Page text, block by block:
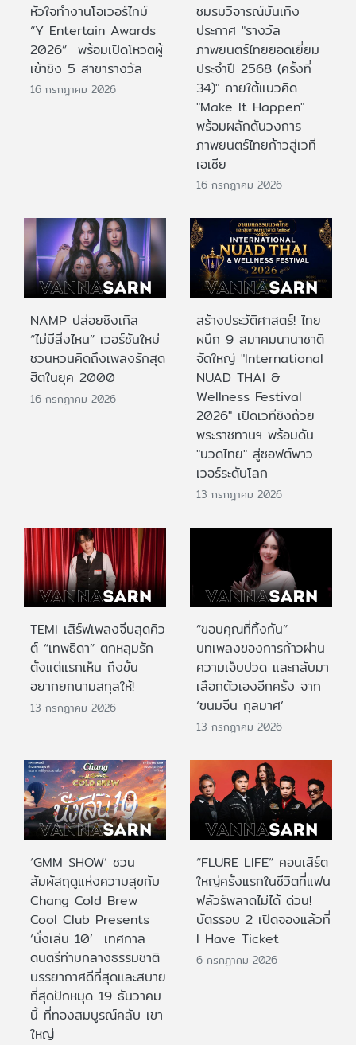
หัวใจทำงานโอเวอร์ไทม์
“Y Entertain Awards
2026” พร้อมเปิดโหวตผู้
เข้าชิง 5 สาขารางวัล
16 กรกฎาคม 2026
ชมรมวิจารณ์บันเทิง
ประกาศ "รางวัล
ภาพยนตร์ไทยยอดเยี่ยม
ประจําปี 2568 (ครั้งที่
34)" ภายใต้แนวคิด
"Make It Happen"
พร้อมผลักดันวงการ
ภาพยนตร์ไทยก้าวสู่เวที
เอเชีย
16 กรกฎาคม 2026
NAMP ปล่อยซิงเกิล
“ไม่มีสิ่งไหน” เวอร์ชันใหม่
ชวนหวนคิดถึงเพลงรักสุด
ฮิตในยุค 2000
16 กรกฎาคม 2026
สร้างประวัติศาสตร์! ไทย
ผนึก 9 สมาคมนานาชาติ
จัดใหญ่ "International
NUAD THAI &
Wellness Festival
2026" เปิดเวทีชิงถ้วย
พระราชทานฯ พร้อมดัน
"นวดไทย" สู่ซอฟต์พาว
เวอร์ระดับโลก
13 กรกฎาคม 2026
TEMI เสิร์ฟเพลงจีบสุดคิว
ต์ “เทพธิดา” ตกหลุมรัก
ตั้งแต่แรกเห็น ถึงขั้น
อยากยกนามสกุลให้!
13 กรกฎาคม 2026
“ขอบคุณที่ทิ้งกัน”
บทเพลงของการก้าวผ่าน
ความเจ็บปวด และกลับมา
เลือกตัวเองอีกครั้ง จาก
‘ขนมจีน กุลมาศ’
13 กรกฎาคม 2026
‘GMM SHOW’ ชวน
สัมผัสฤดูแห่งความสุขกับ
Chang Cold Brew
Cool Club Presents
‘นั่งเล่น 10’ เทศกาล
ดนตรีท่ามกลางธรรมชาติ
บรรยากาศดีที่สุดและสบาย
ที่สุดปักหมุด 19 ธันวาคม
นี้ ที่ทองสมบูรณ์คลับ เขา
ใหญ่
“FLURE LIFE” คอนเสิร์ต
ใหญ่ครั้งแรกในชีวิตที่แฟน
ฟลัวร์พลาดไม่ได้ ด่วน!
บัตรรอบ 2 เปิดจองแล้วที่
I Have Ticket
6 กรกฎาคม 2026